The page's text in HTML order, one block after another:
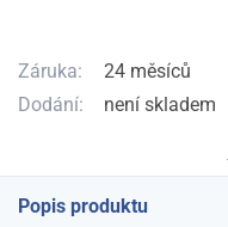
Záruka:
24 měsíců
Dodání:
není skladem
Popis produktu